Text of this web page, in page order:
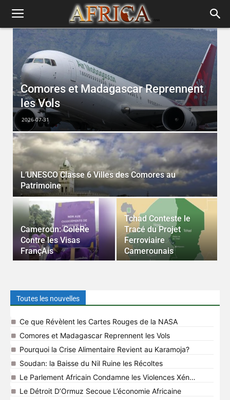
Comores et Madagascar Reprennent
les Vols
2026-07-31
L’UNESCO Classe 6 Villes des Comores au
Patrimoine
Cameroun: ColèRe
Contre les Visas
FrançAis
Tchad Conteste le
Tracé du Projet
Ferroviaire
Camerounais
Toutes les nouvelles
Ce que Révèlent les Cartes Rouges de la NASA
Comores et Madagascar Reprennent les Vols
Pourquoi la Crise Alimentaire Revient au Karamoja?
Soudan: la Baisse du Nil Ruine les Récoltes
Le Parlement Africain Condamne les Violences Xénophobes
Le Détroit D’Ormuz Secoue L’économie Africaine